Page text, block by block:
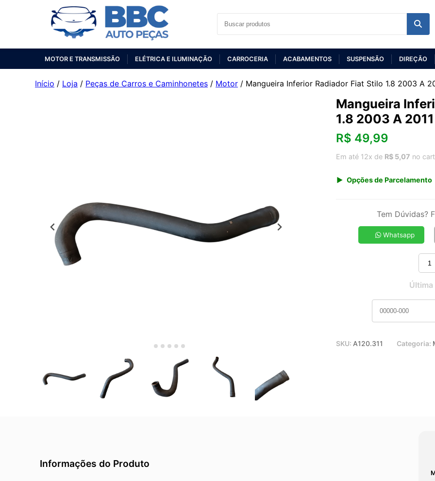
MOTOR E TRANSMISSÃO ELÉTRICA E ILUMINAÇÃO CARROCERIA ACABAMENTOS SUSPENSÃO DIREÇÃO
Início / Loja / Peças de Carros e Caminhonetes / Motor / Mangueira Inferior Radiador Fiat Stilo 1.8 2003 A
Mangueira
1.8 2003 A 2011
R$ 49,99
Em até 12x de R$ 5,07 no
Opções de Parcelamento
7x de R$ 8,19
9x de R$ 6,54
Tem Dúvidas?
Whatsapp
SKU: A120.311 Categoria:
Informações do Produto